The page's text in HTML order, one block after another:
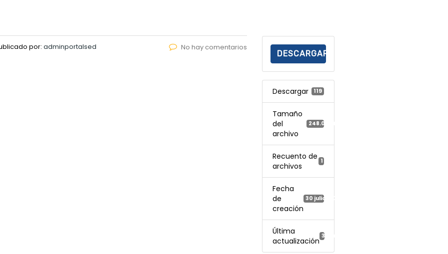
por: adminportalsed No hay comentarios
DESCARGAR
Descargar 119
Tamaño
del
archivo
248.09 KB
Recuento de
archivos
1
Fecha
de
creación
30 julio, 2024
Última
actualización
30 julio, 2024